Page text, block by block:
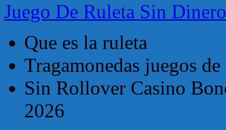
Juego De Ruleta Sin Dinero
Que es la ruleta
Tragamonedas juegos
Sin Rollover Casino
2026